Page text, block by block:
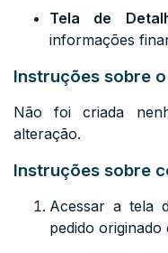
Tela de
informações
Instruções sobre
Não foi criada
alteração.
Instruções sobre
Acessar a tela
pedido originado